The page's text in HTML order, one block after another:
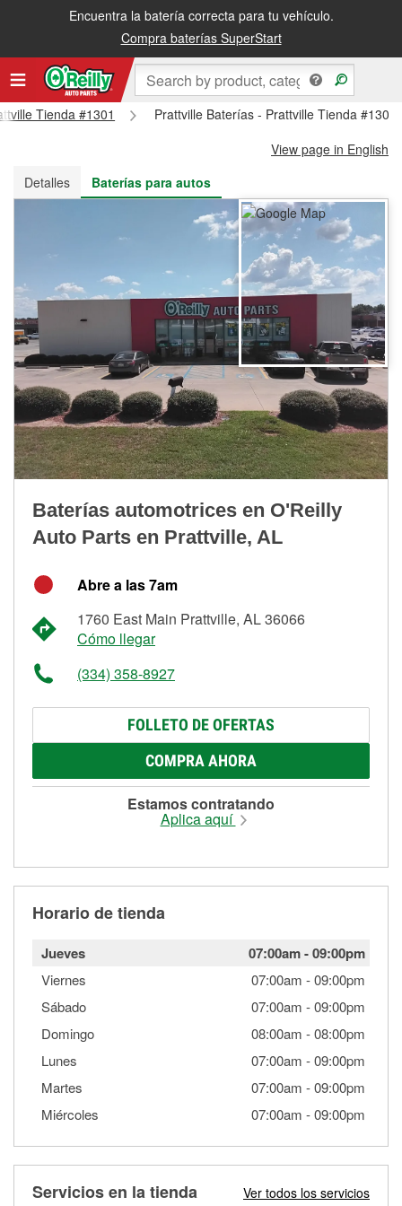
Encuentra la batería correcta para tu vehículo.
Compra baterías SuperStart
Recibe tu orden gratis al día siguiente o recógela en la tienda
Tienda #1301
Prattville Baterías - Prattville Tienda #1301
View page in English
Detalles
Baterías para autos
Baterías automotrices en O'Reilly
Auto Parts en Prattville, AL
Abre a las 7am
1760 East Main Prattville, AL 36066
Cómo llegar
(334) 358-8927
FOLLETO DE OFERTAS
COMPRA AHORA
Estamos contratando
Aplica aquí
Horario de tienda
Jueves 07:00am-09:00pm
Viernes 07:00am -09:00pm
Sábado
07:00am -09:00pm
Domingo
08:00am -08:00pm
Lunes
07:00am -09:00pm
Martes
07:00am -09:00pm
Miércoles
07:00am -09:00pm
Servicios en la tienda Ver todos los servicios